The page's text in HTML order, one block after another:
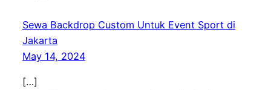
Sewa Backdrop Custom Untuk Event Sport di
Jakarta
May 14, 2024
[…]